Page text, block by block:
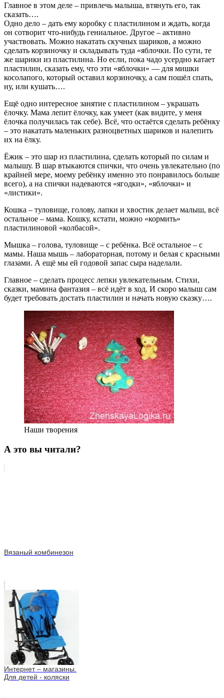
Главное в этом деле – привлечь малыша, втянуть его, так
сказать….
Одно дело – дать ему коробку с пластилином и ждать, когда
он сотворит что-нибудь гениальное. Другое – активно
участвовать. Можно накатать скучных шариков, а можно
сделать корзиночку и складывать туда «яблочки. По сути, те
же шарики из пластилина. Но если, пока чадо усердно катает
пластилин, сказать ему, что эти «яблочки» — для мишки
косолапого, который оставил корзиночку, а сам пошёл спать,
ну, или кушать….
Ещё одно интересное занятие с пластилином – украшать
ёлочку. Мама лепит ёлочку, как умеет (как видите, у меня
ёлочка получилась так себе). Всё, что остаётся сделать ребёнку
– это накатать маленьких разноцветных шариков и налепить
их на ёлку.
Ёжик – это шар из пластилина, сделать который по силам и
малышу. В шар втыкаются спички, что очень увлекательно (по
крайней мере, моему ребёнку именно это понравилось больше
всего), а на спички надеваются «ягодки», «яблочки» и
«листики».
Кошка – туловище, голову, лапки и хвостик делает малыш, всё
остальное – мама. Кошку, кстати, можно «кормить»
пластилиновой «колбасой».
Мышка – голова, туловище – с ребёнка. Всё остальное – с
мамы. Наша мышь – лабораторная, потому и белая с красными
глазами. А ещё мы ей годовой запас сыра наделали.
Главное – сделать процесс лепки увлекательным. Стихи,
сказки, мамина фантазия – всё идёт в ход. И скоро малыш сам
будет требовать достать пластилин и начать новую сказку….
Наши творения
А это вы читали?
Вязаный комбинезон
Интернет – магазины.
Для детей - коляски